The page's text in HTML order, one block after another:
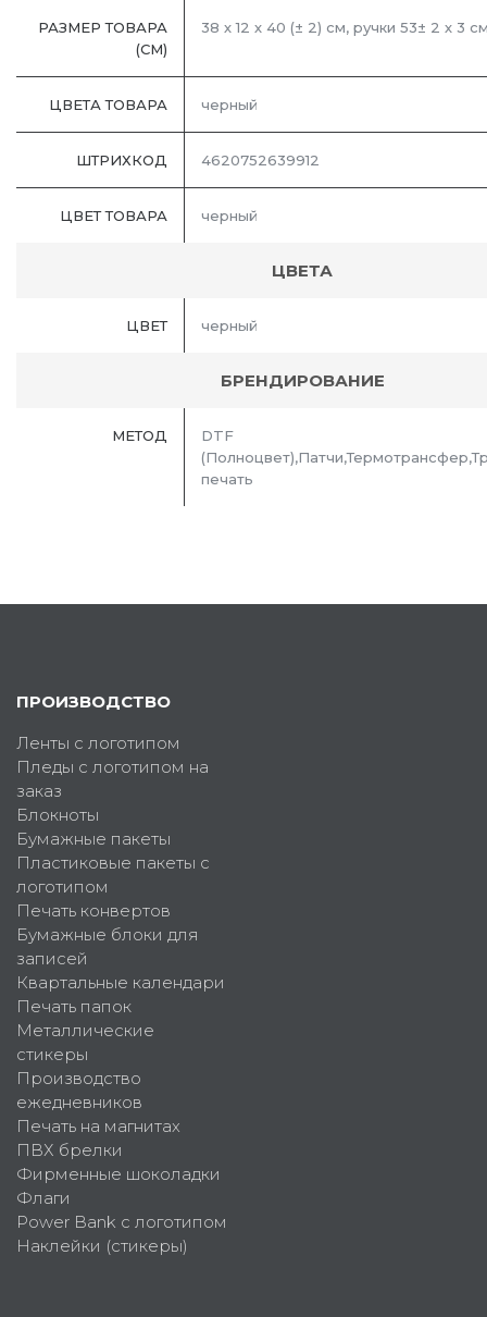
РАЗМЕР ТОВАРА
(СМ)
38 х 12 х 40 (± 2) см, ручки 53± 2 х 3
ЦВЕТА ТОВАРА черный
ШТРИХКОД 4620752639912
ЦВЕТ ТОВАРА черный
ЦВЕТА
ЦВЕТ черный
БРЕНДИРОВАНИЕ
МЕТОД
DTF
печать
ПРОИЗВОДСТВО
Ленты с логотипом
Пледы с логотипом на
заказ
Блокноты
Бумажные пакеты
Пластиковые пакеты с
логотипом
Печать конвертов
Бумажные блоки для
записей
Квартальные календари
Печать папок
Металлические
стикеры
Производство
ежедневников
Печать на магнитах
ПВХ брелки
Фирменные шоколадки
Флаги
Power Bank с логотипом
Наклейки (стикеры)